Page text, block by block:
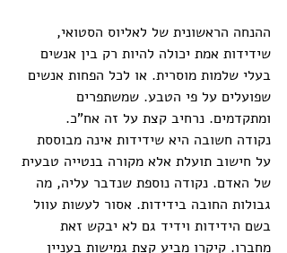
ההנחה הראשונית של לאליוס הסטואי,
שידידות אמת יכולה להיות רק בין אנשים
בעלי שלמות מוסרית. או לכל הפחות אנשים
שפועלים על פי הטבע. שמשתפרים
ומתקדמים. נרחיב קצת על זה אח"כ.
נקודה חשובה היא שידידות אינה מבוססת
על חישוב תועלת אלא מקורה בנטייה טבעית
של האדם. נקודה נוספת שנדבר עליה, מה
גבולות החובה בידידות. אסור לעשות עוול
בשם הידידות וידיד גם לא יבקש זאת
מחברו. קיקרו מביע קצת גמישות בעניין